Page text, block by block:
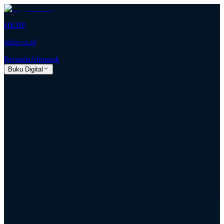
HKBP
hkbp.or.id
BerandaAlmanak
Buku Digital